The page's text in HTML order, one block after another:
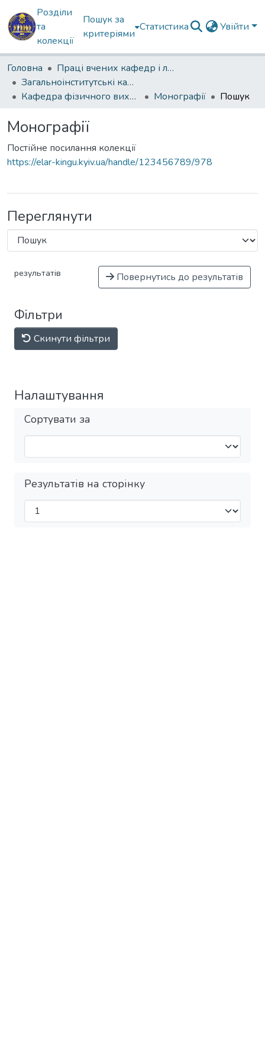
Розділи
та
колекції
Пошук за
критеріями
Статистика Увійти
Головна
Праці вчених кафедр і лабораторій
Загальноінститутські кафедри
Кафедра фізичного виховання, спеціальної фізичної підготовки і спорту
Монографії Пошук
Монографії
Постійне посилання колекції
https://elar-kingu.kyiv.ua/handle/123456789/978
Переглянути
результатів Повернутись до результатів
Фільтри
Скинути фільтри
Налаштування
Сортувати за
Результатів на сторінку